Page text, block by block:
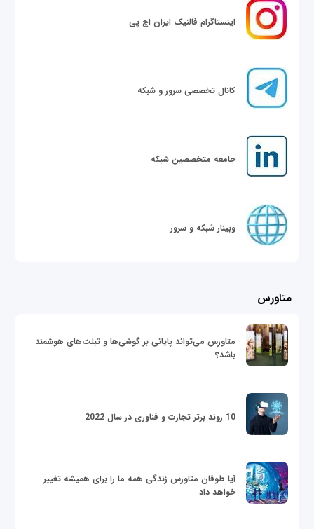
اینستاگرام فالنیک ایران اچ پی
کانال تخصصی سرور و شبکه
جامعه متخصصین شبکه
وبینار شبکه و سرور
متاورس
متاورس می‌تواند پایانی بر گوشی‌ها و تبلت‌های هوشمند
باشد؟
10 روند برتر تجارت و فناوری در سال 2022
آیا طوفان متاورس زندگی همه ما را برای همیشه تغییر
خواهد داد